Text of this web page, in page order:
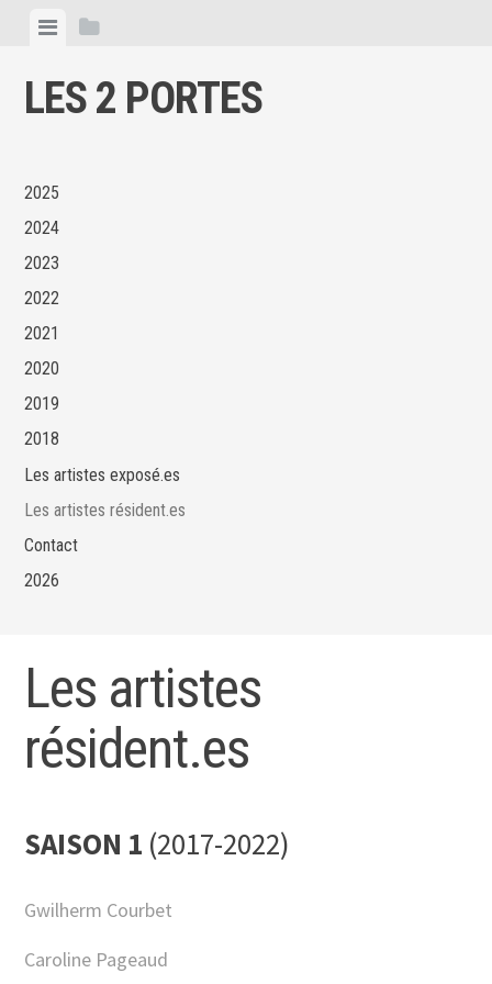
content
ViewView
LES 2 PORTES
2025
2024
2023
2022
2021
2020
2019
2018
Les artistes exposé.es
Les artistes résident.es
Contact
2026
Les artistes
résident.es
SAISON 1 (2017-2022)
Gwilherm Courbet
Caroline Pageaud